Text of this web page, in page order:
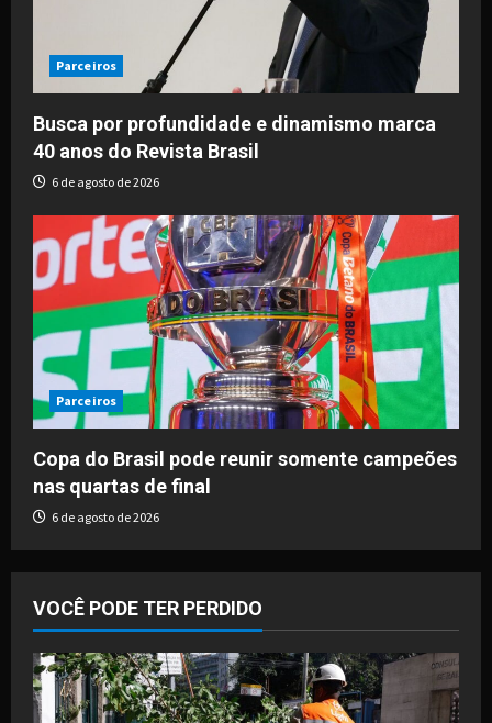
Parceiros
Busca por profundidade e dinamismo marca
40 anos do Revista Brasil
6 de agosto de 2026
Parceiros
Copa do Brasil pode reunir somente campeões
nas quartas de final
6 de agosto de 2026
VOCÊ PODE TER PERDIDO